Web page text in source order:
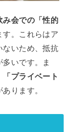
み会での「性的
す。これらはア
ないため、抵抗
いです。ま
プライベート
ります。